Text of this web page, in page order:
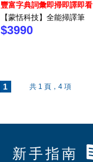
豐富字典詞彙即掃即譯即看
【蒙恬科技】全能掃譯筆
$3990
1 共 1 頁，4 項
新手指南